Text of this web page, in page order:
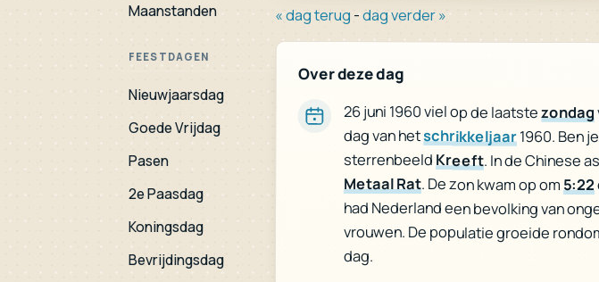
Maanstanden
FEESTDAGEN
Nieuwjaarsdag
Goede Vrijdag
Pasen
2e Paasdag
Koningsdag
Bevrijdingsdag
« dag terug -dag verder »
Over deze dag
26 juni 1960 viel op de laatstezondag
dag van hetschrikkeljaar1960. Ben
sterrenbeeldKreeft. In de Chinese
Metaal Rat. De zon kwam op om 5:22
had Nederland een bevolking van
vrouwen. De populatie groeide
dag.